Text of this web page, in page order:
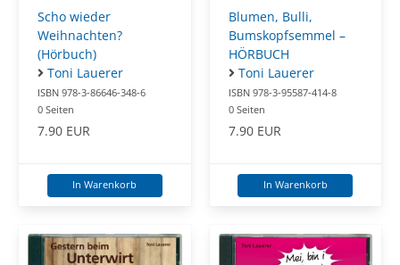
Scho wieder
Weihnachten?
(Hörbuch)
Toni Lauerer
ISBN 978-3-86646-348-6
0 Seiten
7.90 EUR
In Warenkorb
Blumen, Bulli,
Bumskopfsemmel –
HÖRBUCH
Toni Lauerer
ISBN 978-3-95587-414-8
0 Seiten
7.90 EUR
In Warenkorb